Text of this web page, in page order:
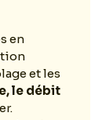
en
et les
le débit